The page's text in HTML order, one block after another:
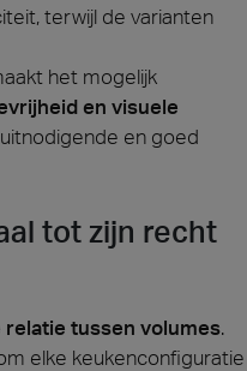
terwijl de varianten
het mogelijk
en visuele
en goed
tot zijn recht
tussen volumes.
elke keukenconfiguratie